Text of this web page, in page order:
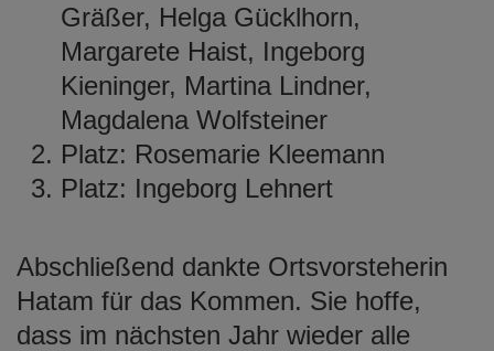
Gräßer, Helga Gücklhorn,
Margarete Haist, Ingeborg
Kieninger, Martina Lindner,
Magdalena Wolfsteiner
Platz: Rosemarie Kleemann
Platz: Ingeborg Lehnert
Abschließend dankte Ortsvorsteherin
Hatam für das Kommen. Sie hoffe,
dass im nächsten Jahr wieder alle